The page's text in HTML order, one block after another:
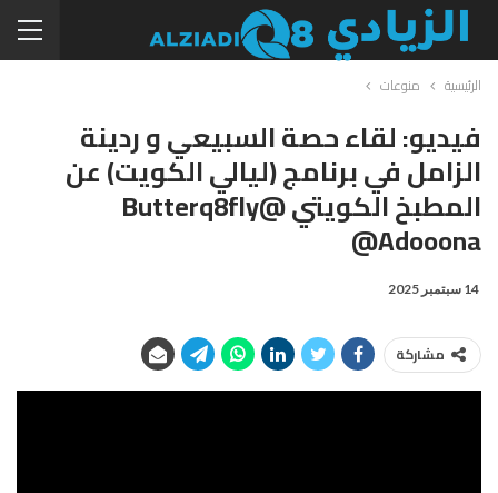
الرئيسية منوعات
فيديو: لقاء حصة السبيعي و ردينة
الزامل في برنامج (ليالي الكويت) عن
المطبخ الكويتي @butterq8fly
@adooona
14 سبتمبر 2025
مشاركة